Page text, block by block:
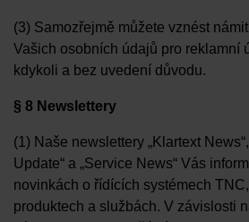
(3) Samozřejmě můžete vznést
Vašich osobních údajů pro reklamní
kdykoli a bez uvedení důvodu.
§ 8 Newslettery
(1) Naše newslettery „Klartext
Update“ a „Service News“ Vás
novinkách o řídících systémech
produktech a službách. V závislosti